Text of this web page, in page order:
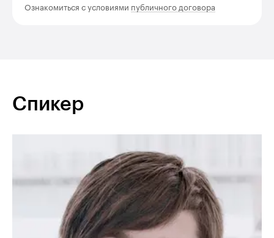
Ознакомиться с условиями публичного договора
Спикер